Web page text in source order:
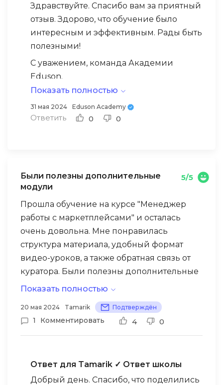
они предоставляют.
Здравствуйте. Спасибо вам за приятный
отзыв. Здорово, что обучение было
интересным и эффективным. Рады быть
полезными!
С уважением, команда Академии
Eduson.
Показать полностью
31 мая 2024 Eduson Academy
Ответить 0 0
Были полезны дополнительные
модули
5/5
Прошла обучение на курсе "Менеджер
работы с маркетплейсами" и осталась
очень довольна. Мне понравилась
структура материала, удобный формат
видео-уроков, а также обратная связь от
куратора. Были полезны дополнительные
модули по Excel и другие мини-курсы.
уроки были записаны и можно было
изучать материал в удобном темпе.
Получила много новой информации,
конкурентов, SEO-оптимизации и других
навыках. Теперь я с дипломом о
Показать полностью
20 мая 2024 Tamarik Подтверждён
1 Комментировать 4 0
Ответ для Tamarik ✓ Ответ школы
Добрый день. Спасибо, что поделились